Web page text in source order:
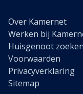
Over Kamernet
Werken bij
Huisgenoot zoeken
Voorwaarden
Privacyverklaring
Sitemap